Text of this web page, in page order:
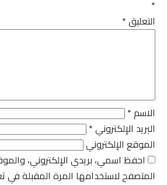
التعليق*
الاسم*
البريد الإلكتروني*
الموقع الإلكتروني
احفظ اسمي، بريدي الإلكتروني،
المتصفح لاستخدامها المرة المقبلة في